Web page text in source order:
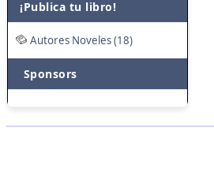
¡Publica tu libro!
Autores Noveles (18)
Sponsors